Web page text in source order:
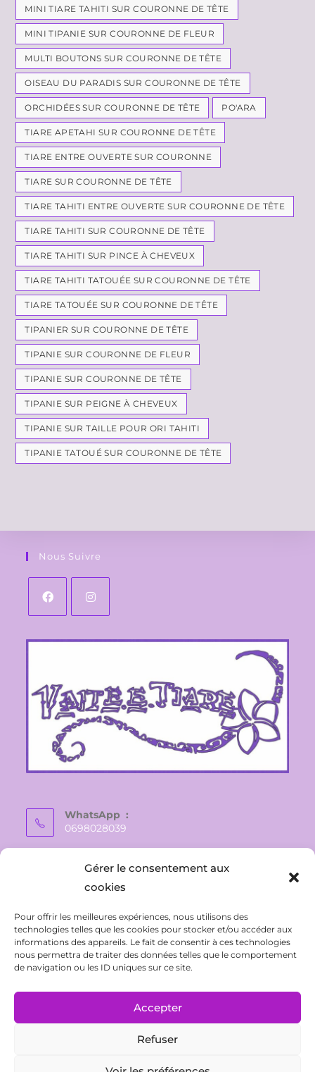
Gérer le consentement aux
cookies
Pour offrir les meilleures expériences, nous utilisons des
technologies telles que les cookies pour stocker et/ou accéder aux
informations des appareils. Le fait de consentir à ces technologies
nous permettra de traiter des données telles que le comportement
de navigation ou les ID uniques sur ce site.
Accepter
Refuser
MINI TIARE TAHITI SUR COURONNE DE TÊTE
MINI TIPANIE SUR COURONNE DE FLEUR
MULTI BOUTONS SUR COURONNE DE TÊTE
OISEAU DU PARADIS SUR COURONNE DE TÊTE
ORCHIDÉES SUR COURONNE DE TÊTE PO'ARA
TIARE APETAHI SUR COURONNE DE TÊTE
TIARE ENTRE OUVERTE SUR COURONNE
TIARE SUR COURONNE DE TÊTE
TIARE TAHITI ENTRE OUVERTE SUR COURONNE DE TÊTE
TIARE TAHITI SUR COURONNE DE TÊTE
TIARE TAHITI SUR PINCE À CHEVEUX
TIARE TAHITI TATOUÉE SUR COURONNE DE TÊTE
TIARE TATOUÉE SUR COURONNE DE TÊTE
TIPANIER SUR COURONNE DE TÊTE
TIPANIE SUR COURONNE DE FLEUR
TIPANIE SUR COURONNE DE TÊTE
TIPANIE SUR PEIGNE À CHEVEUX
TIPANIE SUR TAILLE POUR ORI TAHITI
TIPANIE TATOUÉ SUR COURONNE DE TÊTE
Nous Suivre
WhatsApp :
0698028039
vaite.e.tiare@gmail.com
Conditions Générales de Ventes
Mentions légales